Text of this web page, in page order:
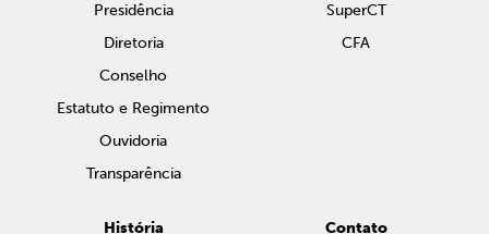
Presidência
Diretoria
Conselho
Estatuto e Regimento
Ouvidoria
Transparência
SuperCT
CFA
História Contato